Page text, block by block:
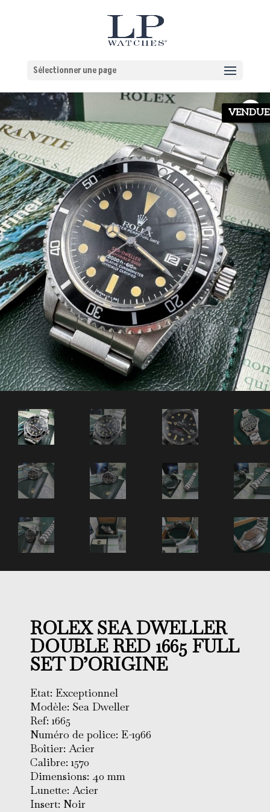
Sélectionner une page
VENDUE
ROLEX SEA DWELLER
DOUBLE RED 1665 FULL
SET D’ORIGINE
Etat: Exceptionnel
Modèle: Sea Dweller
Ref: 1665
Numéro de police: E-1966
Boîtier: Acier
Calibre: 1570
Dimensions: 40 mm
Lunette: Acier
Insert: Noir